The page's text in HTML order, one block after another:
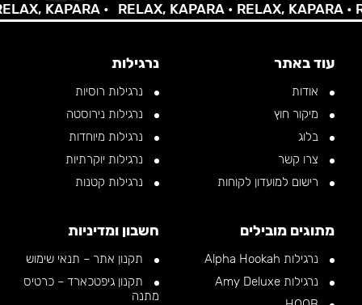
KAPARA • RELAX, KAPARA •RELAX, KAPARA •
עוד באתר
אודות
מיקור חוץ
בלוג
צרו קשר
רישום למועדון לקוחות
נרגילות
נרגילות רוסיות
נרגילות נירוסטה
נרגילות מיוחדות
נרגילות יוקרתיות
נרגילות קטנות
מתוגים מובילים
נרגילות Alpha Hookah
נרגילות Amy Deluxe
חשבון ומדיניות
תקנון אתר – תנאי שימוש
תקנון גיפטכארד – כרטיס
מתנה